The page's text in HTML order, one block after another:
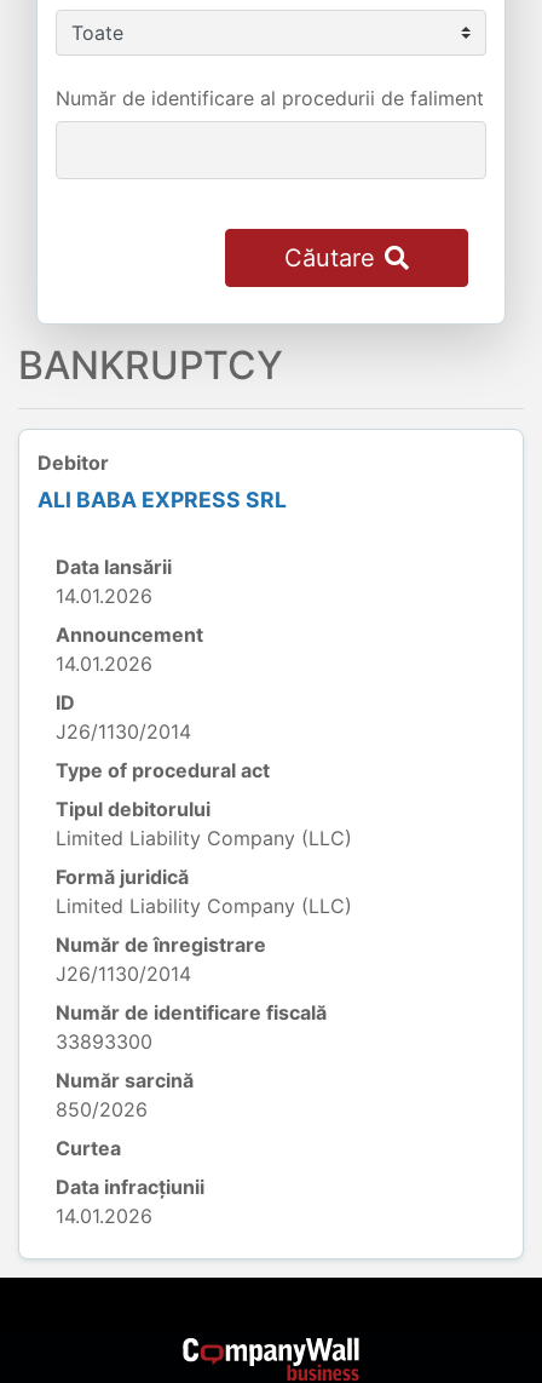
Număr de identificare al procedurii de faliment
Căutare
BANKRUPTCY
Debitor
ALI BABA EXPRESS SRL
Data lansării
14.01.2026
Announcement
14.01.2026
ID
J26/1130/2014
Type of procedural act
Tipul debitorului
Limited Liability Company (LLC)
Formă juridică
Limited Liability Company (LLC)
Număr de înregistrare
J26/1130/2014
Număr de identificare fiscală
33893300
Număr sarcină
850/2026
Curtea
Data infracțiunii
14.01.2026